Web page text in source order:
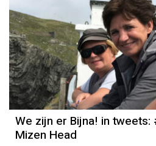
We zijn er Bijna! in
Mizen Head